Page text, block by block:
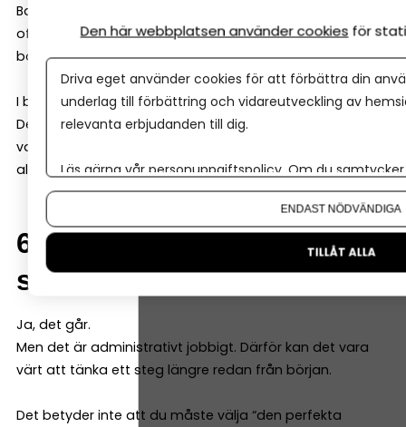
Banken tittar på bolagets ekonomi och prognoser, men
ofta också på dig som ägare (för lån kan de kräva
borgen och andra säkerheter).
I båda fallen gör banken en riskbedömning.
Det är normalt – och inget personligt. Därför kan det
vara smart att jämföra fler banker, för att få fler
alternativ.
6. Kan man byta bank
senare?
Ja, det går.
Men det är administrativt jobbigt. Därför kan det vara
värt att tänka ett steg längre redan från början.
Det betyder inte att du måste välja “den perfekta
Den här webbplatsen använder cookies för
Driva eget använder cookies för att förbättra din
underlag till förbättring och vidareutveckling av
relevanta erbjudanden till dig.
Läs gärna vår personuppgiftspolicy. Om du
Om du vill ändra ditt val i efterhand hittar du den
ENDAST NÖDVÄNDIGA
TILLÅT ALLA